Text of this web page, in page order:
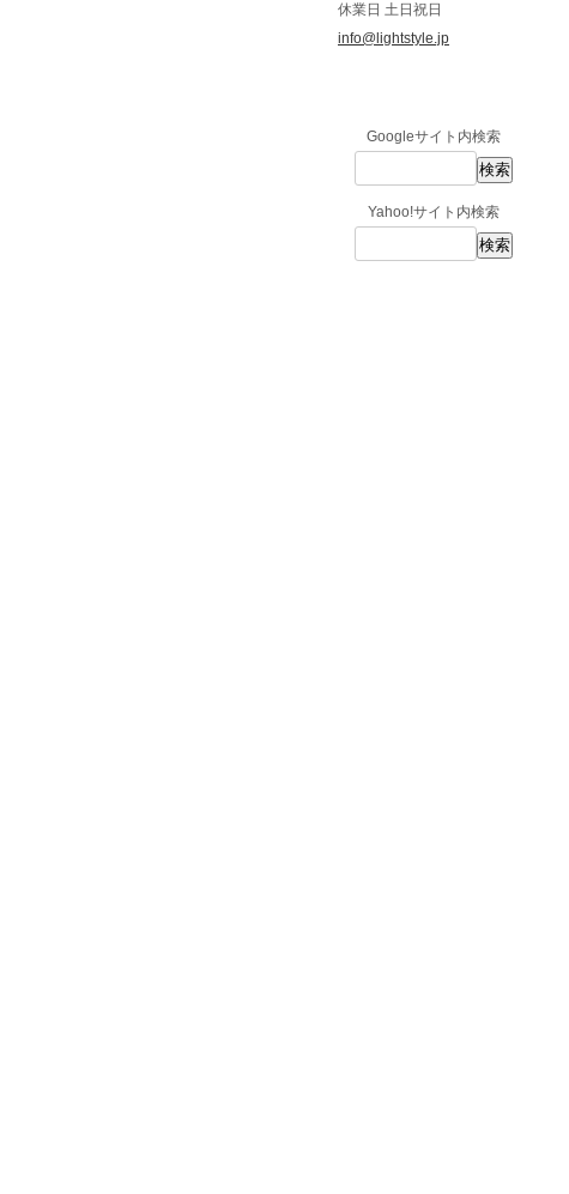
休業日 土日祝日
info@lightstyle.jp
Googleサイト内検索
Yahoo!サイト内検索